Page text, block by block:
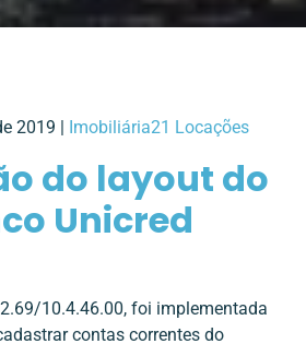
2019 | Imobiliária21 Locações
do layout do
Unicred
10.4.46.00, foi implementada
contas correntes do